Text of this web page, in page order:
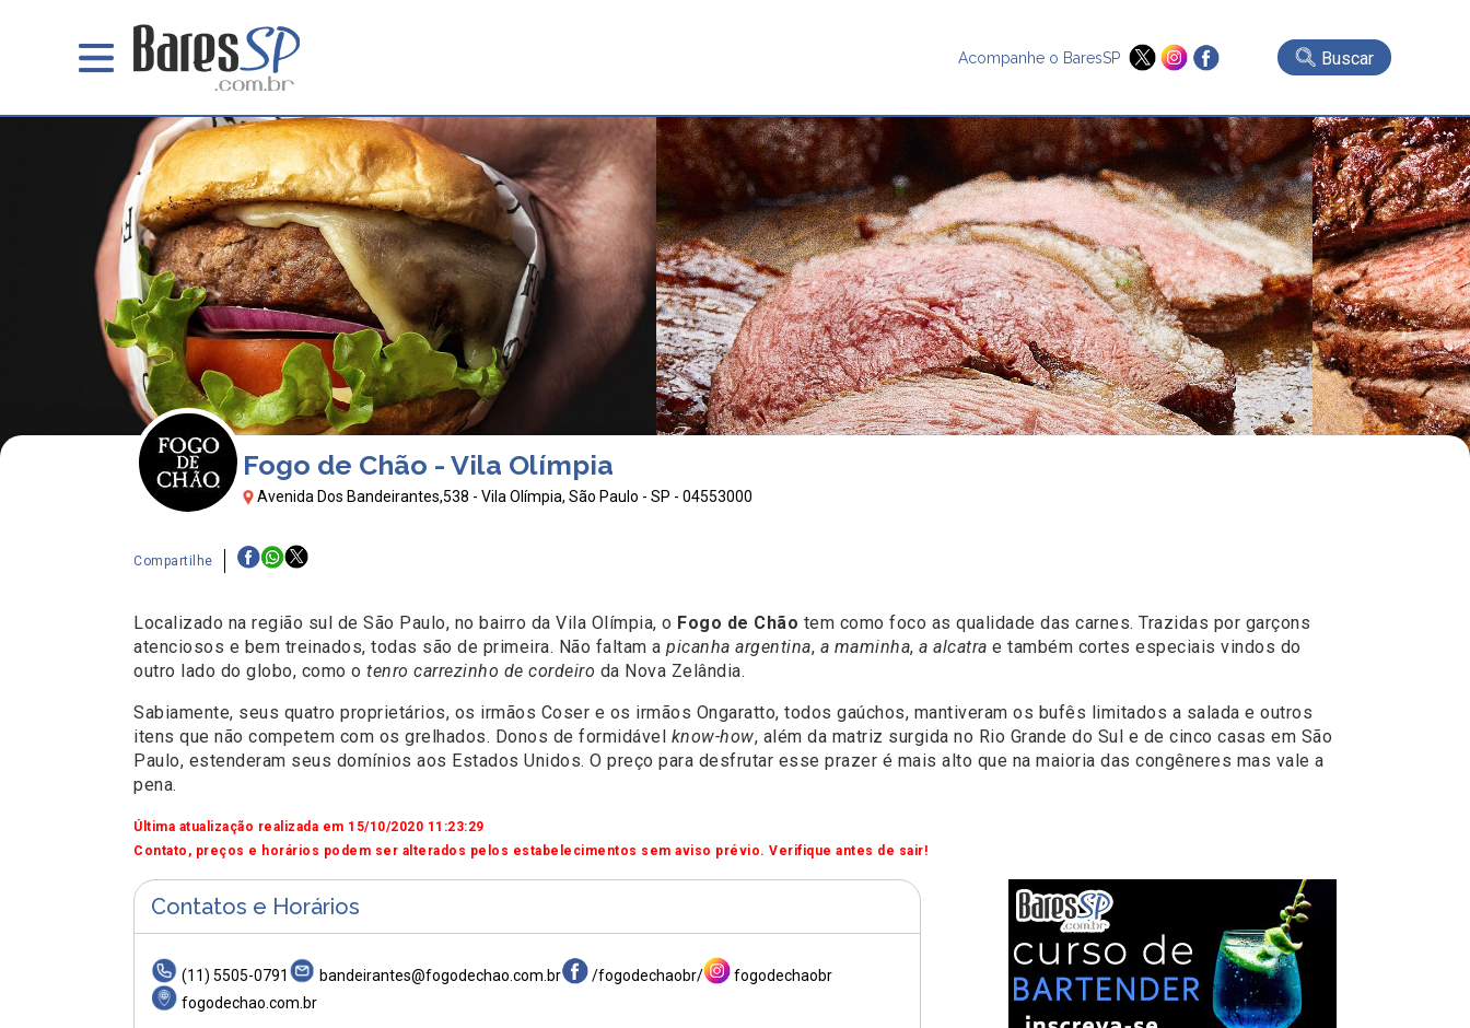
Acompanhe o BaresSP Buscar
Fogo de Chão - Vila Olímpia
Avenida Dos Bandeirantes,538 - Vila Olímpia, São Paulo - SP - 04553000
Compartilhe
Localizado na região sul de São Paulo, no bairro da Vila Olímpia, o Fogo de Chão tem como foco as qualidade das carnes. Trazidas por garçons
atenciosos e bem treinados, todas são de primeira. Não faltam a picanha argentina, a maminha, a alcatra e também cortes especiais vindos do
outro lado do globo, como o tenro carrezinho de cordeiro da Nova Zelândia.
Sabiamente, seus quatro proprietários, os irmãos Coser e os irmãos Ongaratto, todos gaúchos, mantiveram os bufês limitados a salada e outros
itens que não competem com os grelhados. Donos de formidável know-how, além da matriz surgida no Rio Grande do Sul e de cinco casas em São
Paulo, estenderam seus domínios aos Estados Unidos. O preço para desfrutar esse prazer é mais alto que na maioria das congêneres mas vale a
pena.
Última atualização realizada em 15/10/2020 11:23:29
Contato, preços e horários podem ser alterados pelos estabelecimentos sem aviso prévio. Verifique antes de sair!
Contatos e Horários
(11) 5505-0791 bandeirantes@fogodechao.com.br /fogodechaobr/
fogodechaobr
fogodechao.com.br